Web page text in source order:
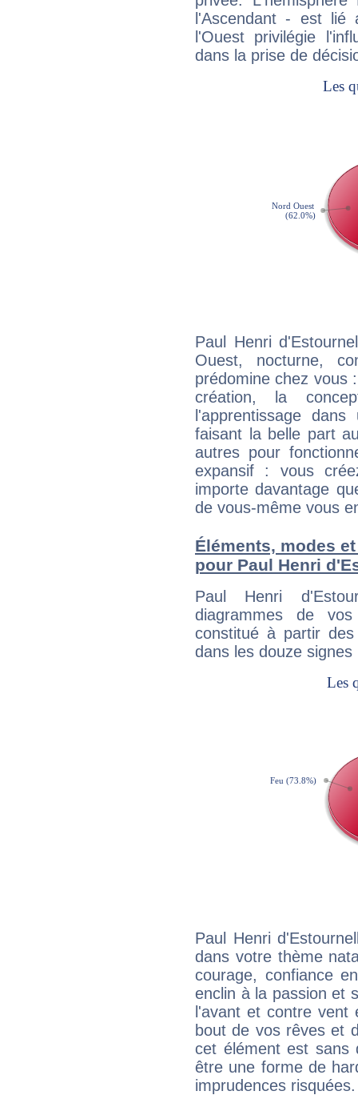
l'Ascendant - est
l'Ouest privilégie
dans la prise de
Paul Henri
Ouest, nocturne,
prédomine chez vous
création, la
l'apprentissage
faisant la belle part
autres pour
expansif : vous
importe davantage
de vous-même vous
Éléments, modes
pour Paul Henri
Paul Henri
diagrammes de
constitué à partir
dans les douze signes
Paul Henri
dans votre thème
courage, confiance
enclin à la passion et
l'avant et contre vent
bout de vos rêves et
cet élément est sans
être une forme de
imprudences risquées.